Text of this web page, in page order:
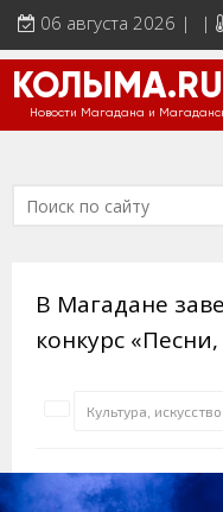
06 августа 2026 | |
КОЛЫМА.RU
Новости Магадана и
В Магадане
конкурс
Культура, искусство